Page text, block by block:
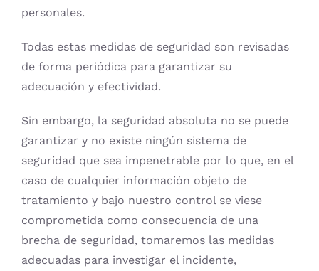
personales.
Todas estas medidas de seguridad son revisadas
de forma periódica para garantizar su
adecuación y efectividad.
Sin embargo, la seguridad absoluta no se puede
garantizar y no existe ningún sistema de
seguridad que sea impenetrable por lo que, en el
caso de cualquier información objeto de
tratamiento y bajo nuestro control se viese
comprometida como consecuencia de una
brecha de seguridad, tomaremos las medidas
adecuadas para investigar el incidente,